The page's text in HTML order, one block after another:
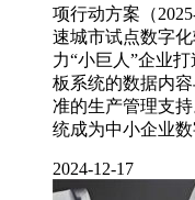
项行动方案（
速城市试点数字
力“小巨人”企业
板系统的数据内
准的生产管理支
统成为中小企业数
2024-12-17